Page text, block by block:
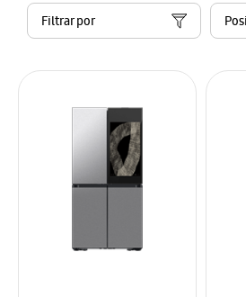
Filtrar por